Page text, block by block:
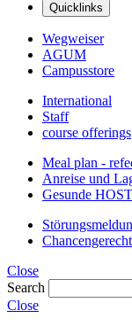
Quicklinks
Wegweiser
AGUM
Campusstore
International
Staff
course offerings
Meal plan -
Anreise und
Gesunde HOST
Close
Search
Close